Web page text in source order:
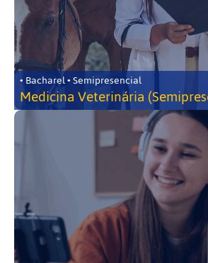
• Bacharel • Semipresencial
Medicina Veterinária